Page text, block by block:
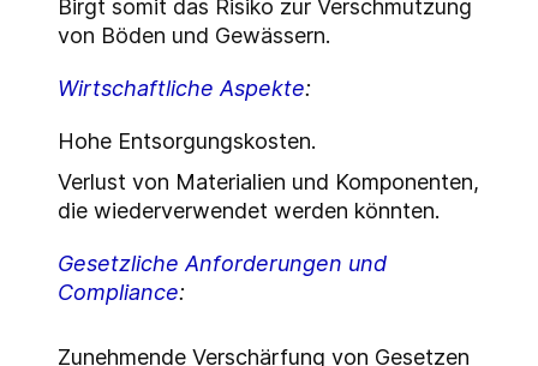
Birgt somit das Risiko zur Verschmutzung
von Böden und Gewässern.
Wirtschaftliche Aspekte:
Hohe Entsorgungskosten.
Verlust von Materialien und Komponenten,
die wiederverwendet werden könnten.
Gesetzliche Anforderungen und
Compliance:
Zunehmende Verschärfung von Gesetzen